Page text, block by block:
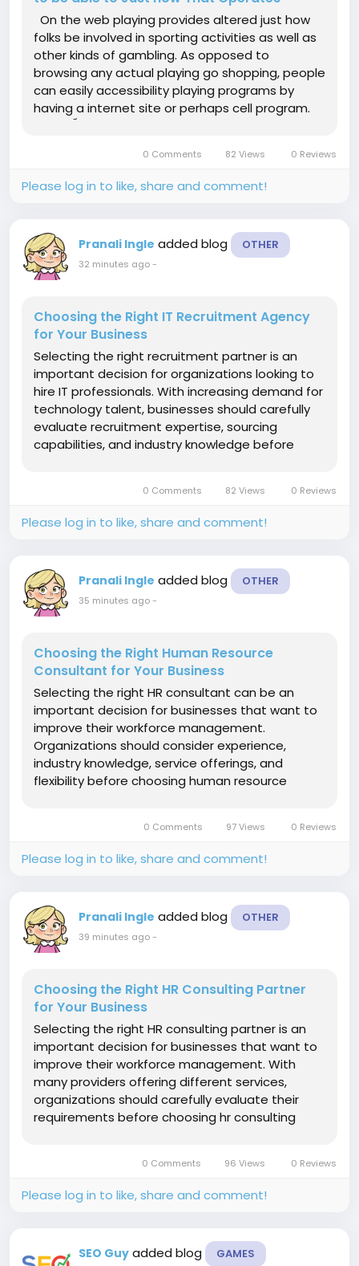
On the web playing provides altered just how
folks be involved in sporting activities as well as
other kinds of gambling. As opposed to
browsing any actual playing go shopping, people
can easily accessibility playing programs by
having a internet site or perhaps cell program.
0 Comments 82 Views 0 Reviews
Please log in to like, share and comment!
Pranali Ingle added blog OTHER
32 minutes ago-
Choosing the Right IT Recruitment Agency
for Your Business
Selecting the right recruitment partner is an
important decision for organizations looking to
hire IT professionals. With increasing demand for
technology talent, businesses should carefully
evaluate recruitment expertise, sourcing
capabilities, and industry knowledge before
experience in IT recruitment. A...
0 Comments 82 Views 0 Reviews
Please log in to like, share and comment!
Pranali Ingle added blog OTHER
35 minutes ago-
Choosing the Right Human Resource
Consultant for Your Business
Selecting the right HR consultant can be an
important decision for businesses that want to
improve their workforce management.
Organizations should consider experience,
industry knowledge, service offerings, and
flexibility before choosing human resource
of services provided. Depending on their...
0 Comments 97 Views 0 Reviews
Please log in to like, share and comment!
Pranali Ingle added blog OTHER
39 minutes ago-
Choosing the Right HR Consulting Partner
for Your Business
Selecting the right HR consulting partner is an
important decision for businesses that want to
improve their workforce management. With
many providers offering different services,
organizations should carefully evaluate their
requirements before choosing hr consulting
identify whether they require...
0 Comments 96 Views 0 Reviews
Please log in to like, share and comment!
SEO Guy added blog GAMES